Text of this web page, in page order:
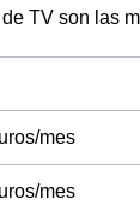
TV son las
mes
mes